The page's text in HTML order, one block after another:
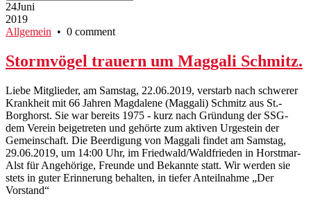
24Juni
2019
Allgemein • 0 comment
Stormvögel trauern um Maggali Schmitz.
Liebe Mitglieder, am Samstag, 22.06.2019, verstarb nach schwerer
Krankheit mit 66 Jahren Magdalene (Maggali) Schmitz aus St.-
Borghorst. Sie war bereits 1975 - kurz nach Gründung der SSG-
dem Verein beigetreten und gehörte zum aktiven Urgestein der
Gemeinschaft. Die Beerdigung von Maggali findet am Samstag,
29.06.2019, um 14:00 Uhr, im Friedwald/Waldfrieden in Horstmar-
Alst für Angehörige, Freunde und Bekannte statt. Wir werden sie
stets in guter Erinnerung behalten, in tiefer Anteilnahme „Der
Vorstand“